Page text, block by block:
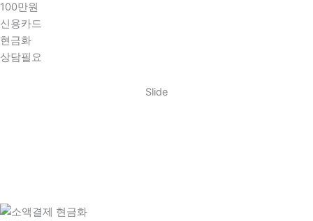
100만원
신용카드
현금화
상담필요
Slide